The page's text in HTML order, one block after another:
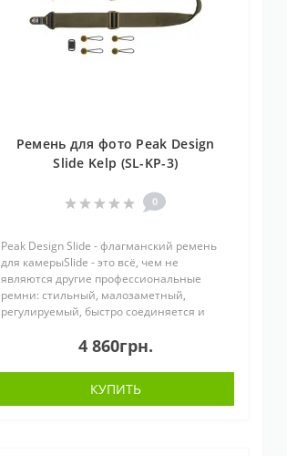
Ремень для фото Peak Design
Slide Kelp (SL-KP-3)
0
Peak Design Slide - флагманский ремень
для камерыSlide - это всё, чем не
являются другие профессиональные
ремни: стильный, малозаметный,
регулируемый, быстро соединяется и
Его можно носить как слинг, на шее или
4 860грн.
КУПИТЬ